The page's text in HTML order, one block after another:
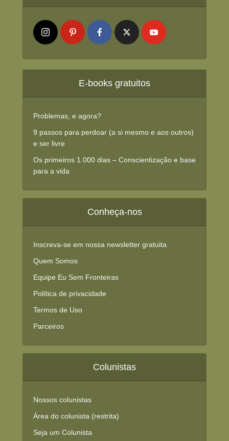
E-books gratuitos
Problemas, e agora?
9 passos para perdoar (a si mesmo e aos outros)
e ser livre
Os primeiros 1.000 dias – Conscientização e base
para a vida
Conheça-nos
Inscreva-se em nossa newsletter gratuita
Quem Somos
Equipe Eu Sem Fronteiras
Política de privacidade
Termos de Uso
Parceiros
Colunistas
Nossos colunistas
Área do colunista (restrita)
Seja um Colunista